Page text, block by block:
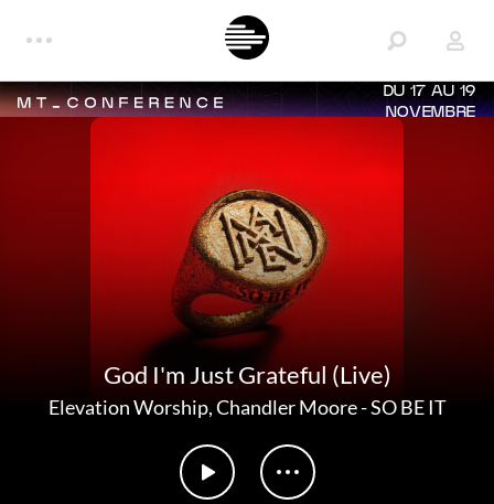
DU 17 AU 19
NOVEMBRE
God I'm Just Grateful (Live)
Elevation Worship,Chandler Moore-SO BE IT